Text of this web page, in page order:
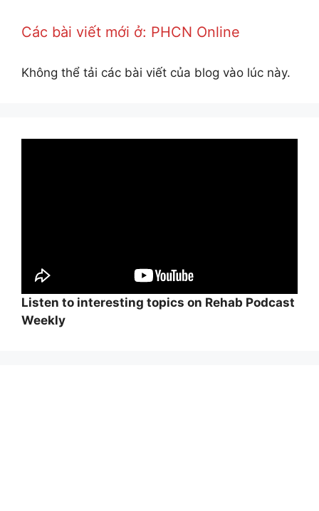
Các bài viết mới ở: PHCN Online
Không thể tải các bài viết của blog vào lúc này.
Listen to interesting topics on Rehab Podcast
Weekly